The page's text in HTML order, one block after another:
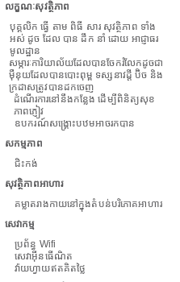
លក្ខណៈសុវត្ថិភាព
បុគ្គលិក ធ្វើ តាម ពិធី សារ សុវត្ថិភាព ទាំង
អស់ ដូច ដែល បាន ដឹក នាំ ដោយ អាជ្ញាធរ
មូលដ្ឋាន
សម្ភារៈការិយាល័យដែលបានចែករំលែកដូចជា
ម៉ឺនុយដែលបានបោះពុម្ព ទស្សនាវដ្តី ប៊ិច និង
ក្រដាសត្រូវបានដកចេញ
ដំណើរការនៅនឹងកន្លែង ដើម្បីពិនិត្យសុខ
ភាពភ្ញៀវ
ឧបករណ៍សង្គ្រោះបឋមអាចរកបាន
សកម្មភាព
ជិះកង់
សុវត្ថិភាពអាហារ
គម្លាតរាងកាយនៅក្នុងតំបន់បរិភោគអាហារ
សេវាកម្ម
ប្រព័ន្ធ Wifi
សេវាអ៊ីនធើណិត
វ៉ាយហ្វាយឥតគិតថ្លៃ